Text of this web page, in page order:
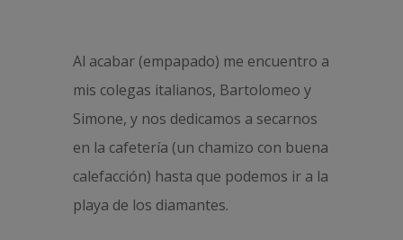
Al acabar (empapado) me encuentro a
mis colegas italianos, Bartolomeo y
Simone, y nos dedicamos a secarnos
en la cafetería (un chamizo con buena
calefacción) hasta que podemos ir a la
playa de los diamantes.